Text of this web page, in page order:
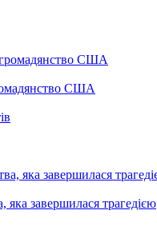
США
яка завершилася трагедією